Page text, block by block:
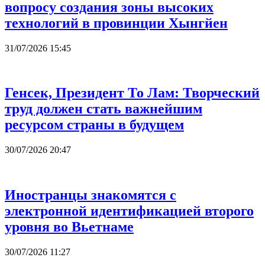
вопросу создания зоны высоких
технологий в провинции Хынгйен
31/07/2026 15:45
Генсек, Президент То Лам: Творческий
труд должен стать важнейшим
ресурсом страны в будущем
30/07/2026 20:47
Иностранцы знакомятся с
электронной идентификацией второго
уровня во Вьетнаме
30/07/2026 11:27